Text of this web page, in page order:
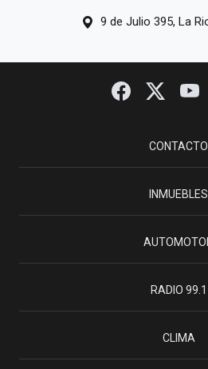
9 de Julio 395, La
CONTACTO
INMUEBLES
RADIO 99.1
CLIMA